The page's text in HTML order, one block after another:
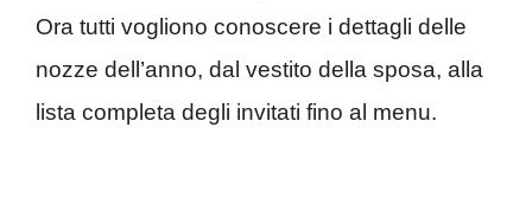
Ora tutti vogliono conoscere i dettagli delle
nozze dell’anno, dal vestito della sposa, alla
lista completa degli invitati fino al menu.